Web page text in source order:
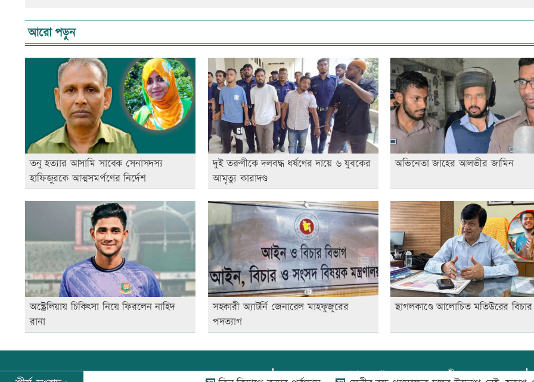
আরো পড়ুন
তনু হত্যার আসামি সাবেক সেনাসদস্য
হাফিজুরকে আত্মসমর্পণের নির্দেশ
দুই তরুণীকে দলবদ্ধ ধর্ষণের দায়ে ৬ যুবকের
আমৃত্যু কারাদণ্ড
অভিনেতা জাহের আলভীর জামিন
অস্ট্রেলিয়ায় চিকিৎসা নিয়ে ফিরলেন নাহিদ
রানা
সহকারী অ্যাটর্নি জেনারেল মাহফুজুরের
পদত্যাগ
ছাগলকাণ্ডে আলোচিত মতিউরের
প্রধান সম্পাদক:আফজাল বারী